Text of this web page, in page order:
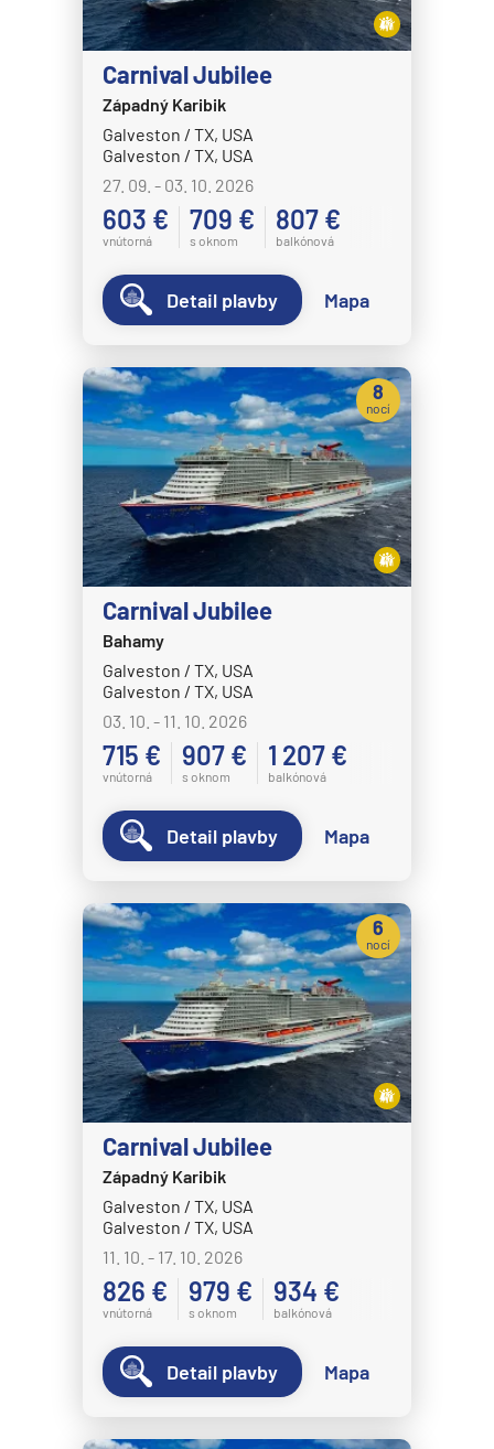
Carnival Jubilee
Západný Karibik
Galveston / TX, USA
Galveston / TX, USA
27. 09. - 03. 10. 2026
603 €
vnútorná
709 €
s oknom
807 €
balkónová
Detail plavby Mapa
Carnival Jubilee
Bahamy
Galveston / TX, USA
Galveston / TX, USA
03. 10. - 11. 10. 2026
715 €
vnútorná
907 €
s oknom
1 207 €
balkónová
8
nocí
Detail plavby Mapa
Carnival Jubilee
Západný Karibik
Galveston / TX, USA
Galveston / TX, USA
11. 10. - 17. 10. 2026
826 €
vnútorná
979 €
s oknom
934 €
balkónová
6
nocí
Detail plavby Mapa